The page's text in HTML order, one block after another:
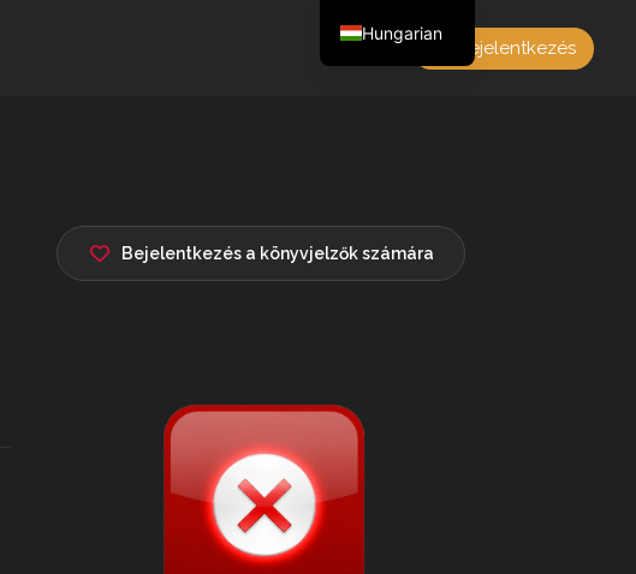
Bejelentkezés
Bejelentkezés a könyvjelzők számára
Hungarian
English
French